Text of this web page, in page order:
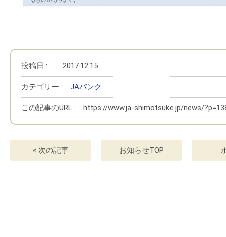
投稿日 : 2017.12.15
カテゴリー : JAバンク
この記事のURL : https://www.ja-shimotsuke.jp/news/
« 次の記事 お知らせTOP